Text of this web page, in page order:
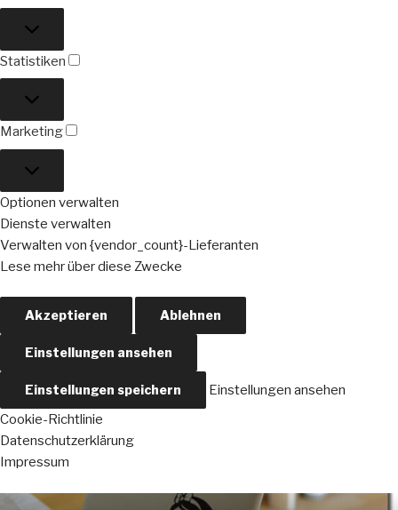
Statistiken
Marketing
Optionen verwalten
Dienste verwalten
Verwalten von {vendor_count}-Lieferanten
Lese mehr über diese Zwecke
Akzeptieren Ablehnen
Einstellungen ansehen
Einstellungen speichern
Einstellungen ansehen
Cookie-Richtlinie
Datenschutzerklärung
Impressum
Zum